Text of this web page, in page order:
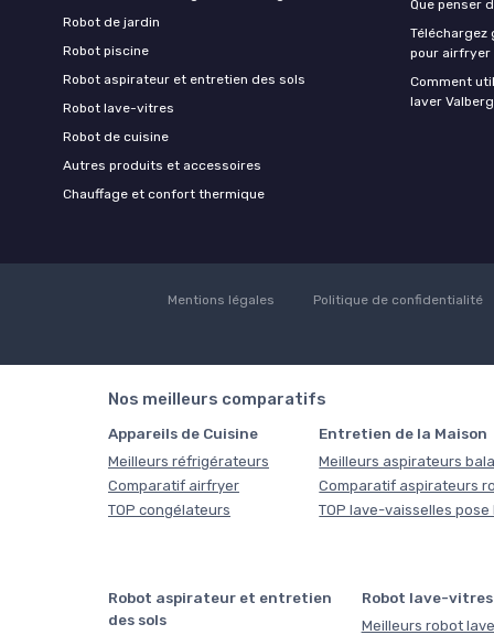
Robot de jardin
Robot piscine
Robot aspirateur et entretien des sols
Robot lave-vitres
Robot de cuisine
Autres produits et accessoires
Chauffage et confort thermique
Que penser
pour airfryer
Comment
laver Valberg
Mentions légales Politique de confidentialité
Nos meilleurs comparatifs
Appareils de Cuisine
Meilleurs réfrigérateurs
Comparatif airfryer
TOP congélateurs
Entretien de la Maison
Meilleurs aspirateurs
Comparatif aspirateurs
TOP lave-vaisselles pose
Robot aspirateur et entretien
des sols
Robot lave-vitres
Meilleurs robot